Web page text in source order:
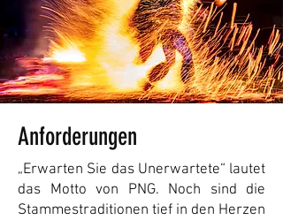
Anforderungen
„Erwarten Sie das Unerwartete“ lautet
das Motto von PNG. Noch sind die
Stammestraditionen tief in den Herzen